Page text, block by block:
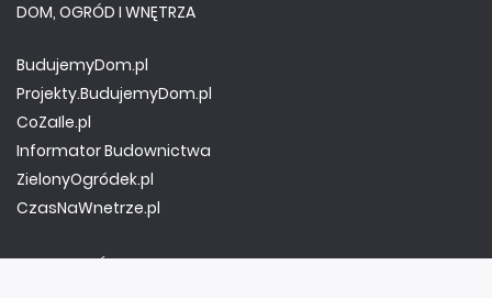
DOM, OGRÓD I WNĘTRZA
BudujemyDom.pl
Projekty.BudujemyDom.pl
CoZaIle.pl
Informator Budownictwa
ZielonyOgródek.pl
CzasNaWnetrze.pl
MUZYKA I DŹWIĘK